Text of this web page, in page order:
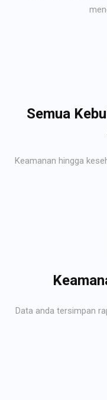
Semua
Keamanan hingga
Data anda tersimpan